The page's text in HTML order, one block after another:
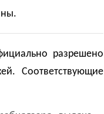
разрешено
Соответствующие